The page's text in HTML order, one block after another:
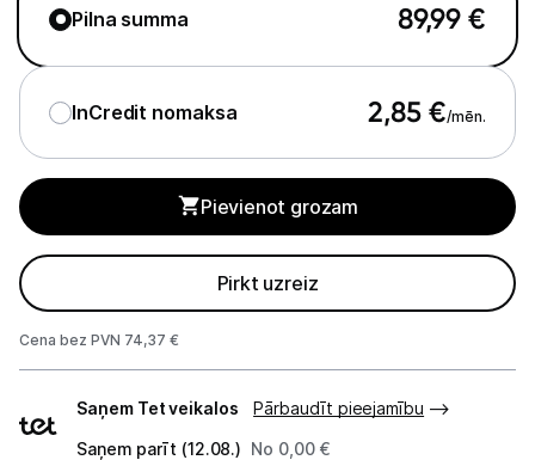
Videoreģistratori
GPS
Zāles pļāvēji roboti
Sadzīves tehnika
Skaistumkopšana
Ražotāju atjaunota tehnika
Pilna summa 89,99 €
InCredit nomaksa 2,85 €/mēn.
Pievienot grozam
Pirkt uzreiz
Cena bez PVN 74,37 €
veidi
Saņem Tet veikalos
Pārbaudīt pieejamību
Saņem parīt (12.08.) No 0,00 €